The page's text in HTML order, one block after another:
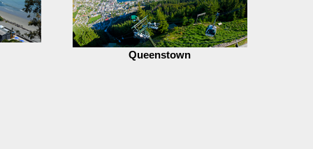
Queenstown